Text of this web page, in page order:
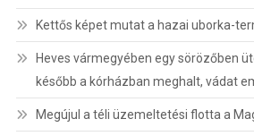
Kettős képet mutat a hazai uborka-
Heves vármegyében egy sörözőben
később a kórházban meghalt, vádat
Megújul a téli üzemeltetési flotta a